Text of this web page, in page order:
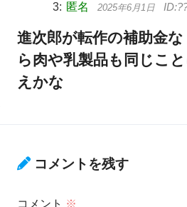
匿名 2025年6月1日
進次郎が転作の補助金
ら肉や乳製品も同じこ
えかな
コメントを残す
コメント ※